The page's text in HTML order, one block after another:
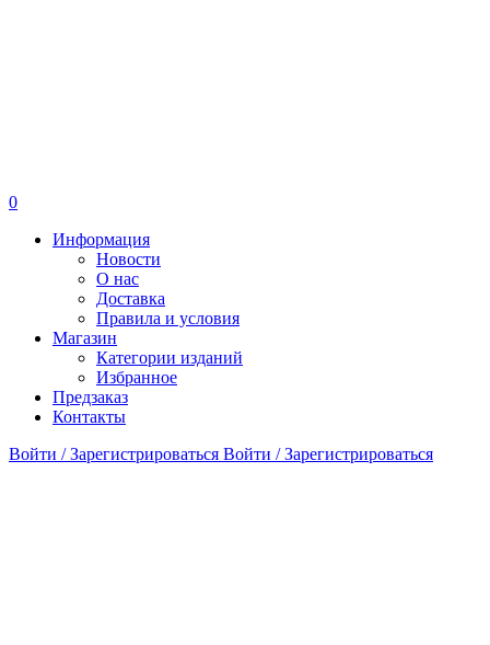
0
Информация
Новости
О нас
Доставка
Правила и условия
Магазин
Категории изданий
Избранное
Предзаказ
Контакты
Войти / Зарегистрироваться Войти / Зарегистрироваться